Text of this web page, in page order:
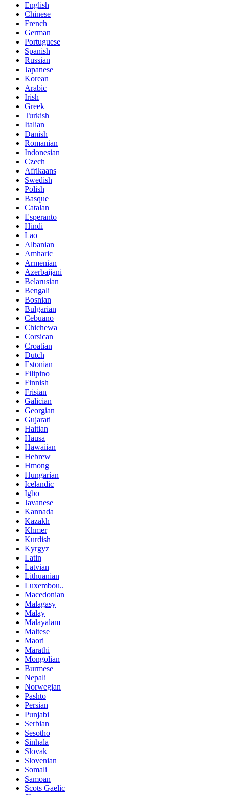
English
Chinese
French
German
Portuguese
Spanish
Russian
Japanese
Korean
Arabic
Irish
Greek
Turkish
Italian
Danish
Romanian
Indonesian
Czech
Afrikaans
Swedish
Polish
Basque
Catalan
Esperanto
Hindi
Lao
Albanian
Amharic
Armenian
Azerbaijani
Belarusian
Bengali
Bosnian
Bulgarian
Cebuano
Chichewa
Corsican
Croatian
Dutch
Estonian
Filipino
Finnish
Frisian
Galician
Georgian
Gujarati
Haitian
Hausa
Hawaiian
Hebrew
Hmong
Hungarian
Icelandic
Igbo
Javanese
Kannada
Kazakh
Khmer
Kurdish
Kyrgyz
Latin
Latvian
Lithuanian
Luxembou..
Macedonian
Malagasy
Malay
Malayalam
Maltese
Maori
Marathi
Mongolian
Burmese
Nepali
Norwegian
Pashto
Persian
Punjabi
Serbian
Sesotho
Sinhala
Slovak
Slovenian
Somali
Samoan
Scots Gaelic